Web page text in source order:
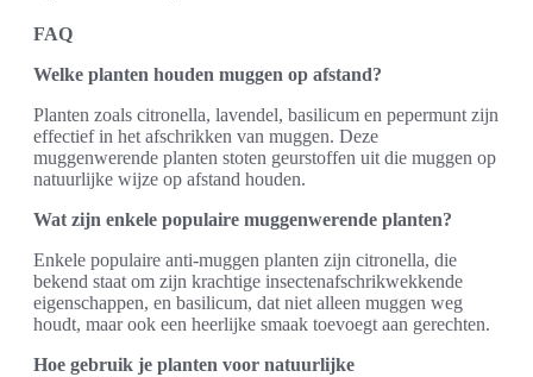
FAQ
Welke planten houden muggen op afstand?
Planten zoals citronella, lavendel, basilicum en pepermunt zijn
effectief in het afschrikken van muggen. Deze
muggenwerende planten stoten geurstoffen uit die muggen op
natuurlijke wijze op afstand houden.
Wat zijn enkele populaire muggenwerende planten?
Enkele populaire anti-muggen planten zijn citronella, die
bekend staat om zijn krachtige insectenafschrikwekkende
eigenschappen, en basilicum, dat niet alleen muggen weg
houdt, maar ook een heerlijke smaak toevoegt aan gerechten.
Hoe gebruik je planten voor natuurlijke